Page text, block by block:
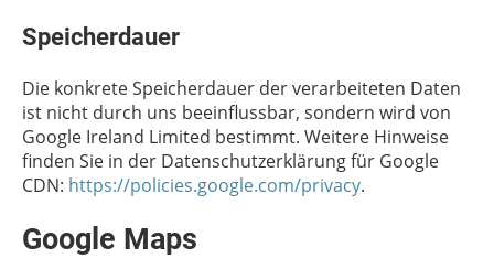
Speicherdauer
Die konkrete Speicherdauer der verarbeiteten Daten
ist nicht durch uns beeinflussbar, sondern wird von
Google Ireland Limited bestimmt. Weitere Hinweise
finden Sie in der Datenschutzerklärung für Google
CDN: https://policies.google.com/privacy.
Google Maps